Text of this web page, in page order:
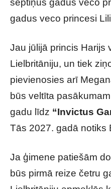
septiņus gadus veco
gadus veco princesi
Jau jūlijā princis Harijs
Lielbritāniju, un tiek
pievienosies arī
būs veltīta
gadu līdz “Invictus
Tās 2027. gadā notiks
Ja ģimene patiešām
būs pirmā reize četru